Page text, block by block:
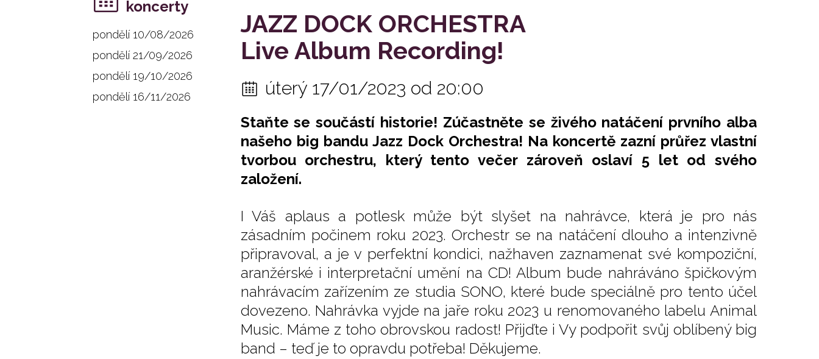
JAZZ DOCK ORCHESTRA
Live Album Recording!
úterý 17/01/2023 od 20:00
Staňte se součástí historie! Zúčastněte se živého natáčení prvního alba
našeho big bandu Jazz Dock Orchestra! Na koncertě zazní průřez vlastní
tvorbou orchestru, který tento večer zároveň oslaví 5 let od svého
založení.
I Váš aplaus a potlesk může být slyšet na nahrávce, která je pro nás
zásadním počinem roku 2023. Orchestr se na natáčení dlouho a intenzivně
připravoval, a je v perfektní kondici, nažhaven zaznamenat své kompoziční,
aranžérské i interpretační umění na CD! Album bude nahráváno špičkovým
nahrávacím zařízením ze studia SONO, které bude speciálně pro tento účel
dovezeno. Nahrávka vyjde na jaře roku 2023 u renomovaného labelu Animal
Music. Máme z toho obrovskou radost! Přijďte i Vy podpořit svůj oblíbený big
band – teď je to opravdu potřeba! Děkujeme.
koncerty
pondělí 10/08/2026
pondělí 21/09/2026
pondělí 19/10/2026
pondělí 16/11/2026